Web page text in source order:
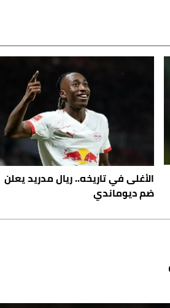
الأغلى في تاريخه.. ريال مدريد يعلن
ضم ديوماندي